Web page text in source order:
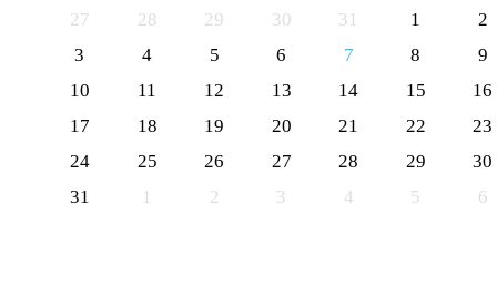
27 28 29 30 31 1
2
3
4 5 6 7 8
9
10
11 12 13 14 15
16
17
18 19 20 21 22
23
24
25 26 27 28 29
30
31
1 2 3 4 5 6